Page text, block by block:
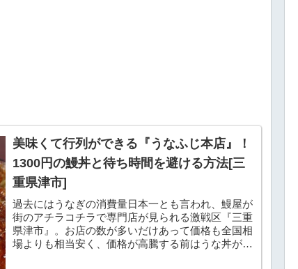
美味くて行列ができる『うなふじ本店』！
1300円の鰻丼と待ち時間を避ける方法[三
重県津市]
過去にはうなぎの消費量日本一とも言われ、鰻屋が
街のアチラコチラで専門店が見られる激戦区『三重
県津市』。お店の数が多いだけあって価格も全国相
場よりも相当安く、価格が高騰する前はうな丼が１